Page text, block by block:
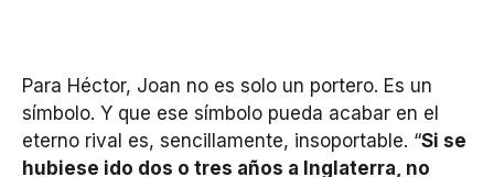
Para Héctor, Joan no es solo un portero. Es un
símbolo. Y que ese símbolo pueda acabar en el
eterno rival es, sencillamente, insoportable. “Si se
hubiese ido dos o tres años a Inglaterra, no